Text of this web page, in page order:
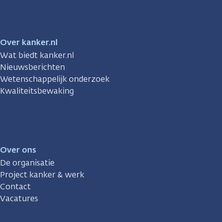
Over kanker.nl
Wat biedt kanker.nl
Nieuwsberichten
Wetenschappelijk onderzoek
Kwaliteitsbewaking
Over ons
De organisatie
Project kanker & werk
Contact
Vacatures